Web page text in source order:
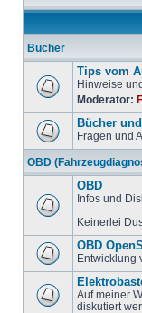
Bücher
Tips vom
Hinweise
Moderator:
Bücher
Fragen und
OBD
OBD
Infos und
Keinerlei
OBD
Entwicklung
Auf meiner
diskutiert